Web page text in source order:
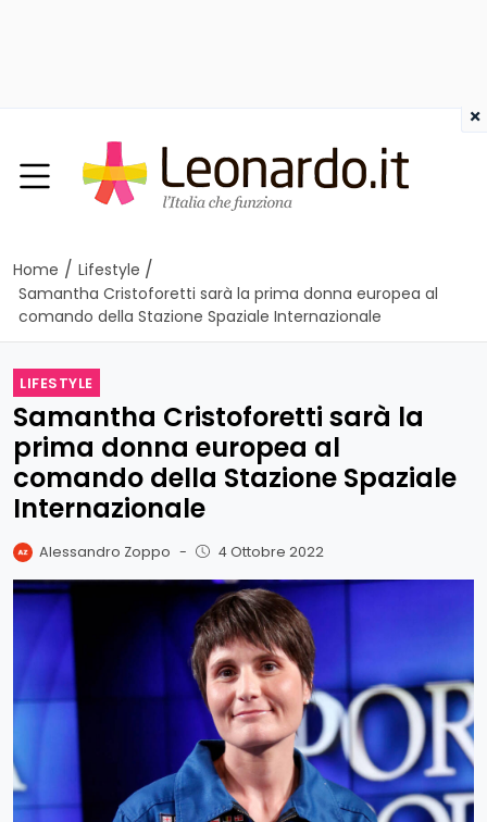
Home / Lifestyle /
Samantha Cristoforetti sarà la prima donna europea al
comando della Stazione Spaziale Internazionale
LIFESTYLE
Samantha Cristoforetti sarà la
prima donna europea al
comando della Stazione Spaziale
Internazionale
Alessandro Zoppo - 4 Ottobre 2022
×